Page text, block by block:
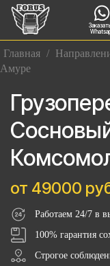
Главная /
Амуре
от 49000
Работаем 24/7 в
100% гарантия
Строгое